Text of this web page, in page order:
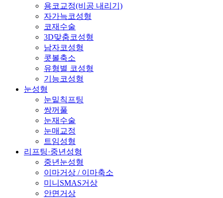
용코교정(비공 내리기)
자가늑코성형
코재수술
3D맞춤코성형
남자코성형
콧볼축소
유형별 코성형
기능코성형
눈성형
눈밑칙프팅
쌍꺼풀
눈재수술
눈매교정
트임성형
리프팅·중년성형
중년눈성형
이마거상 / 이마축소
미니SMAS거상
안면거상